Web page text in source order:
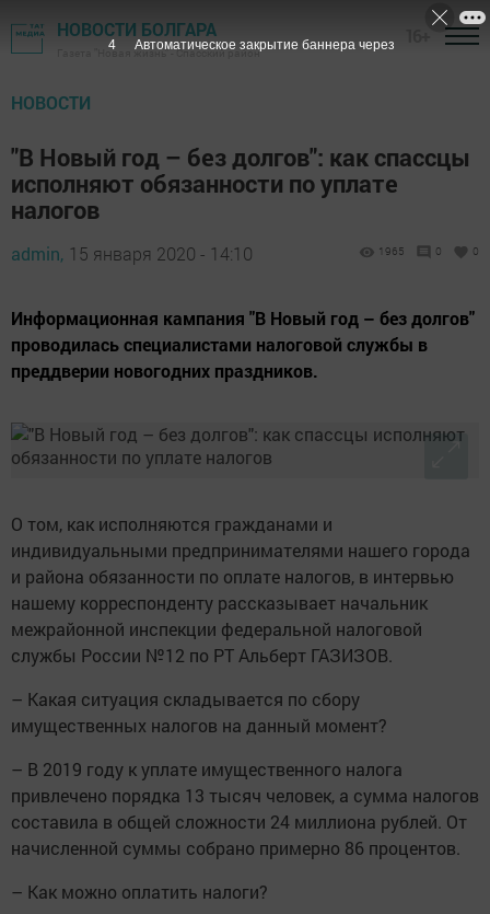
НОВОСТИ БОЛГАРА
Газета "Новая жизнь" - Спасский район
НОВОСТИ
"В Новый год – без долгов": как спассцы
исполняют обязанности по уплате
налогов
admin, 15 января 2020 - 14:10 1965 0 0
Информационная кампания "В Новый год – без долгов"
проводилась специалистами налоговой службы в
преддверии новогодних праздников.
О том, как исполняются гражданами и
индивидуальными предпринимателями нашего города
и района обязанности по оплате налогов, в интервью
нашему корреспонденту рассказывает начальник
межрайонной инспекции федеральной налоговой
службы России №12 по РТ Альберт ГАЗИЗОВ.
– Какая ситуация складывается по сбору
имущественных налогов на данный момент?
– В 2019 году к уплате имущественного налога
привлечено порядка 13 тысяч человек, а сумма налогов
составила в общей сложности 24 миллиона рублей. От
начисленной суммы собрано примерно 86 процентов.
– Как можно оплатить налоги?
3 Автоматическое закрытие баннера через